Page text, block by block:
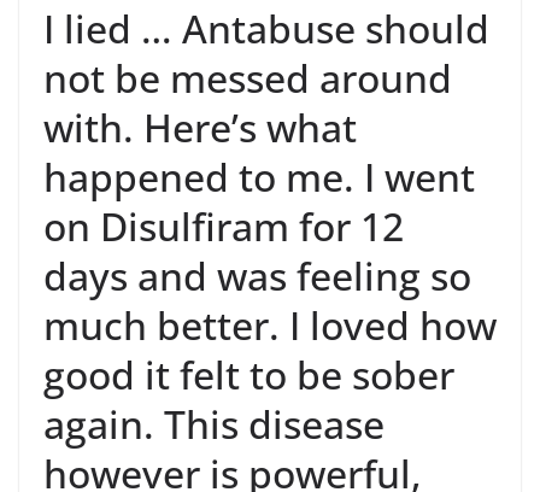
I lied … Antabuse should
not be messed around
with. Here’s what
happened to me. I went
on Disulfiram for 12
days and was feeling so
much better. I loved how
good it felt to be sober
again. This disease
however is powerful,